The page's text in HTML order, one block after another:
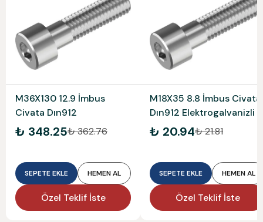
M36X130 12.9 İmbus
Civata Dın912
₺ 348.25₺ 362.76
SEPETE EKLE HEMEN AL
Özel Teklif İste
M18X35 8.8 İmbus Civata
Dın912 Elektrogalvanizli
₺ 20.94₺ 21.81
SEPETE EKLE HEMEN AL
Özel Teklif İste